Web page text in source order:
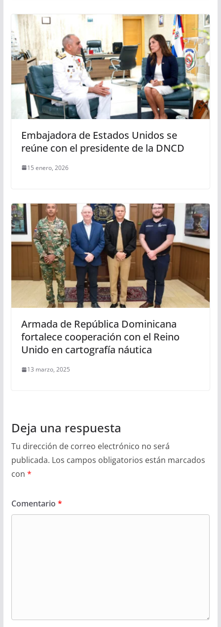
Embajadora de Estados Unidos se
reúne con el presidente de la DNCD
15 enero, 2026
Armada de República Dominicana
fortalece cooperación con el Reino
Unido en cartografía náutica
13 marzo, 2025
Deja una respuesta
Tu dirección de correo electrónico no será
publicada. Los campos obligatorios están marcados
con *
Comentario *